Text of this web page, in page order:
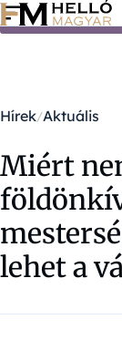
Ugrás a
Hírek Aktuális
Miért
lehet a